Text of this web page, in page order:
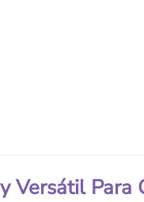
Versátil Para